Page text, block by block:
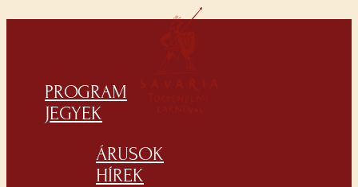
PROGRAM
JEGYEK
ÁRUSOK
HÍREK